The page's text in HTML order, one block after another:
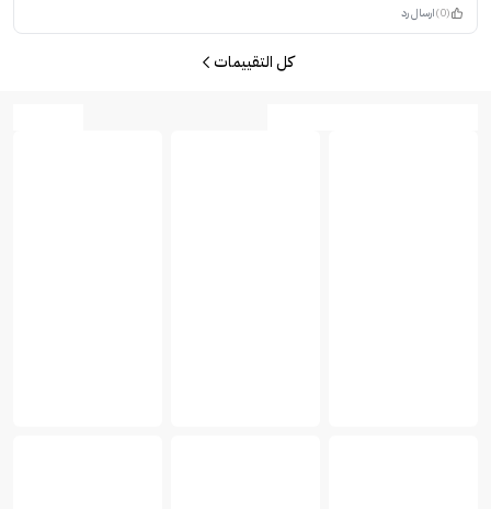
(0) ارسال رد
كل التقييمات